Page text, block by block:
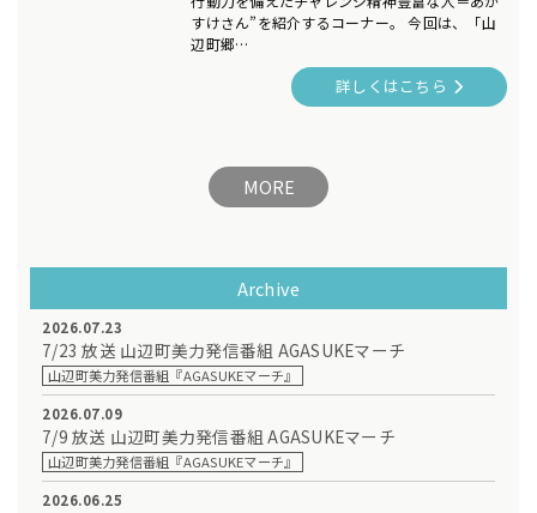
すけさん”を紹介するコーナー。 今回は、「山
辺町郷…
詳しくはこちら
MORE
Archive
2026.07.23
7/23 放送 山辺町美力発信番組 AGASUKEマーチ
山辺町美力発信番組『AGASUKEマーチ』
2026.07.09
7/9 放送 山辺町美力発信番組 AGASUKEマーチ
山辺町美力発信番組『AGASUKEマーチ』
2026.06.25